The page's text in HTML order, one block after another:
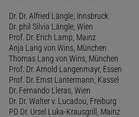
Dr. Dr. Alfried Längle, Innsbruck
Dr. phil Silvia Längle, Wien
Prof. Dr. Erich Lamp, Mainz
Anja Lang von Wins, München
Thomas Lang von Wins, München
Prof. Dr. Arnold Langenmayr, Essen
Prof. Dr. Ernst Lantermann, Kassel
Dr. Fernando Lleras, Wien
Dr. Dr. Walter v. Lucadou, Freiburg
PD Dr. Ursel Luka-Krausgrill, Mainz